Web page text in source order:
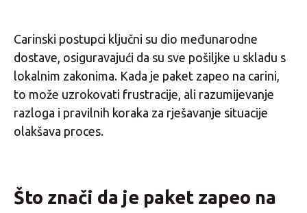
Carinski postupci ključni su dio međunarodne
dostave, osiguravajući da su sve pošiljke u skladu s
lokalnim zakonima. Kada je paket zapeo na carini,
to može uzrokovati frustracije, ali razumijevanje
razloga i pravilnih koraka za rješavanje situacije
olakšava proces.
Što znači da je paket zapeo na